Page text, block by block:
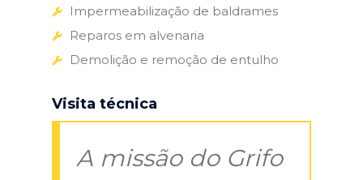
Impermeabilização de baldrames
Reparos em alvenaria
Demolição e remoção de entulho
Visita técnica
A missão do Grifo